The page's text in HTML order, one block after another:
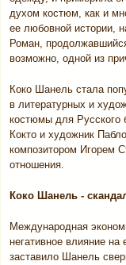
духом костюм, как и
ее любовной истории,
Роман,
возможно, одной из
Коко Шанель стала
в литературных и
костюмы для Русского
Кокто и художник
композитором Игорем
отношения.
Коко Шанель -
Международная
негативное влияние
заставило Шанель